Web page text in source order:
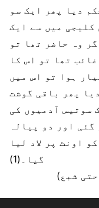
دیا پھر ایک سو
کلیجی میں سے ایک
وہ حاضر تھا تو
تھا تو اس کا
ہوا تو اس میں
پھر باقی گوشت
سوتیس آدمیوں کی
اور دو پیالہ
اونٹ پر لاد لیا